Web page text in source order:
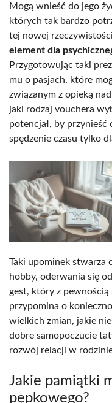
Mogą wnieść do jego
których tak bardzo
tej nowej
element dla
Przygotowując taki
mu o pasjach, które
związanym z opieką
jaki rodzaj vouchera
potencjał, by
spędzenie czasu tylko
Taki upominek stwarza
hobby, oderwania się
gest, który z
przypomina o
wielkich zmian, jakie
dobre samopoczucie
rozwój relacji w
Jakie pamiątki
pępkowego?